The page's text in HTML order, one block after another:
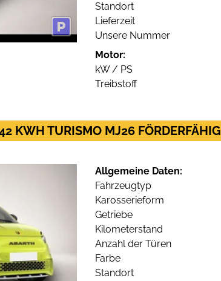
Standort
Lieferzeit
Unsere Nummer
Motor:
kW / PS
Treibstoff
KWH TURISMO MJ26 FÖRDERFÄHIG
Allgemeine Daten:
Fahrzeugtyp
Karosserieform
Getriebe
Kilometerstand
Anzahl der Türen
Farbe
Standort